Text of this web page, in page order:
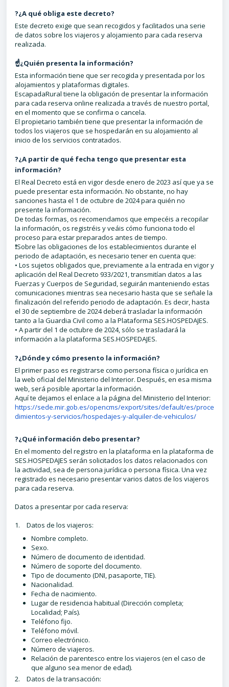
?¿A qué obliga este decreto?
Este decreto exige que sean recogidos y facilitados una serie
de datos sobre los viajeros y alojamiento para cada reserva
realizada.
☝️¿Quién presenta la información?
Esta información tiene que ser recogida y presentada por los
alojamientos y plataformas digitales.
EscapadaRural tiene la obligación de presentar la información
para cada reserva online realizada a través de nuestro portal,
en el momento que se confirma o cancela.
El propietario también tiene que presentar la información de
todos los viajeros que se hospedarán en su alojamiento al
inicio de los servicios contratados.
?¿A partir de qué fecha tengo que presentar esta
información?
El Real Decreto está en vigor desde enero de 2023 así que ya se
puede presentar esta información. No obstante, no hay
sanciones hasta el 1 de octubre de 2024 para quién no
presente la información.
De todas formas, os recomendamos que empecéis a recopilar
la información, os registréis y veáis cómo funciona todo el
proceso para estar preparados antes de tiempo.
❗Sobre las obligaciones de los establecimientos durante el
periodo de adaptación, es necesario tener en cuenta que:
• Los sujetos obligados que, previamente a la entrada en vigor y
aplicación del Real Decreto 933/2021, transmitían datos a las
Fuerzas y Cuerpos de Seguridad, seguirán manteniendo estas
comunicaciones mientras sea necesario hasta que se señale la
finalización del referido periodo de adaptación. Es decir, hasta
el 30 de septiembre de 2024 deberá trasladar la información
tanto a la Guardia Civil como a la Plataforma SES.HOSPEDAJES.
• A partir del 1 de octubre de 2024, sólo se trasladará la
información a la plataforma SES.HOSPEDAJES.
?¿Dónde y cómo presento la información?
El primer paso es registrarse como persona física o jurídica en
la web oficial del Ministerio del Interior. Después, en esa misma
web, será posible aportar la información.
Aquí te dejamos el enlace a la página del Ministerio del Interior:
https://sede.mir.gob.es/opencms/export/sites/default/es/proce
dimientos-y-servicios/hospedajes-y-alquiler-de-vehiculos/
?¿Qué información debo presentar?
En el momento del registro en la plataforma en la plataforma de
SES.HOSPEDAJES serán solicitados los datos relacionados con
la actividad, sea de persona jurídica o persona física. Una vez
registrado es necesario presentar varios datos de los viajeros
para cada reserva.
Datos a presentar por cada reserva:
1. Datos de los viajeros:
Nombre completo.
Sexo.
Número de documento de identidad.
Número de soporte del documento.
Tipo de documento (DNI, pasaporte, TIE).
Nacionalidad.
Fecha de nacimiento.
Lugar de residencia habitual (Dirección completa;
Localidad; País).
Teléfono fijo.
Teléfono móvil.
Correo electrónico.
Número de viajeros.
Relación de parentesco entre los viajeros (en el caso de
que alguno sea menor de edad).
2. Datos de la transacción: